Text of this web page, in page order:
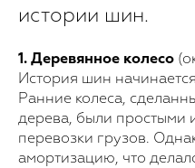
истории шин.
1. Деревянное колесо
История шин
Ранние колеса,
дерева, были простыми
перевозки грузов.
амортизацию, что